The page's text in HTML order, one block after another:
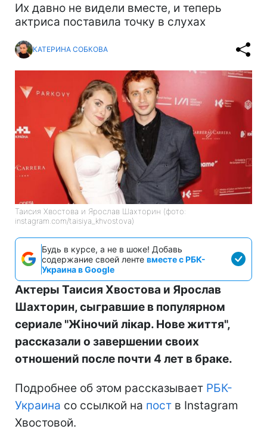
Их давно не видели вместе, и теперь
актриса поставила точку в слухах
КАТЕРИНА СОБКОВА
Таисия Хвостова и Ярослав Шахторин (фото:
instagram.com/taisiya_khvostova)
Будь в курсе, а не в шоке! Добавь
содержание своей ленте вместе с РБК-
Украина в Google
Актеры Таисия Хвостова и Ярослав
Шахторин, сыгравшие в популярном
сериале "Жіночий лікар. Нове життя",
рассказали о завершении своих
отношений после почти 4 лет в браке.
Подробнее об этом рассказывает РБК-
Украина со ссылкой на пост в Instagram
Хвостовой.